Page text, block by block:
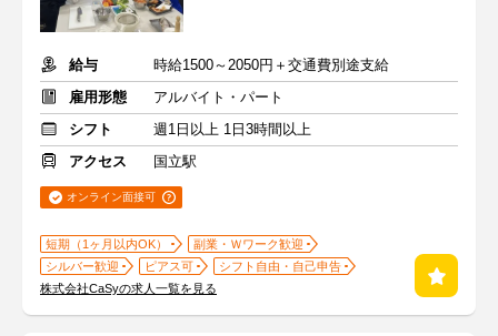
給与
時給1500～2050円＋交通費別途支給
雇用形態
アルバイト・パート
シフト
週1日以上 1日3時間以上
アクセス
国立駅
オンライン面接可
短期（1ヶ月以内OK）
副業・Ｗワーク歓迎
シルバー歓迎
ピアス可
シフト自由・自己申告
株式会社CaSyの求人一覧を見る